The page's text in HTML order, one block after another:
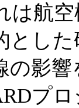
は航
とし
の影
プ